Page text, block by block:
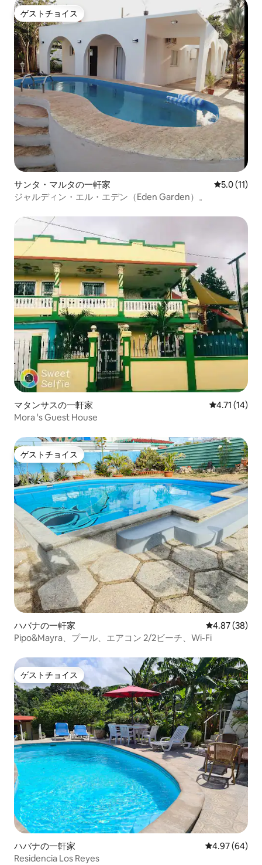
ゲストチョイス
ゲストチョイス
サンタ・マルタの一軒家 レビュー11
5.0 (11)
ジャルディン・エル・エデン（Eden Garden）。
マタンサスの一軒家 レビュー14
4.71 (14)
Mora 's Guest House
ゲストチョイス
ゲストチョイス
ハバナの一軒家 レビュー38
4.87 (38)
Pipo&Mayra、プール、エアコン 2/2ビーチ、Wi-Fi
ゲストチョイス
ゲストチョイス
ハバナの一軒家 レビュー64
4.97 (64)
Residencia Los Reyes